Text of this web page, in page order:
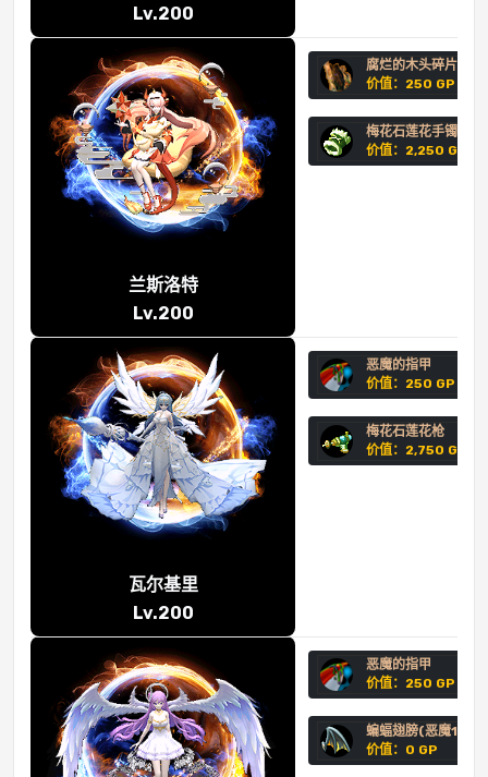
Lv.200
兰斯洛特
Lv.200
腐烂的木头碎片
价值：250 GP
梅花石莲花手镯
价值：2,250 GP
瓦尔基里
Lv.200
恶魔的指甲
价值：250 GP
梅花石莲花枪
价值：2,750 GP
恶魔的指甲
价值：250 GP
蝙蝠翅膀(恶魔1阶)
价值：0 GP